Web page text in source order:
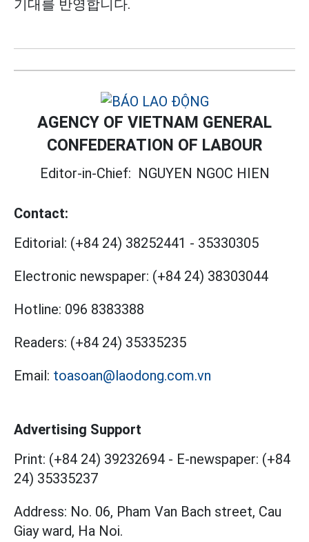
기대를 반영합니다.
AGENCY OF VIETNAM GENERAL
CONFEDERATION OF LABOUR
Editor-in-Chief: NGUYEN NGOC HIEN
Contact:
Editorial: (+84 24) 38252441 - 35330305
Electronic newspaper: (+84 24) 38303044
Hotline: 096 8383388
Readers: (+84 24) 35335235
Email: toasoan@laodong.com.vn
Advertising Support
Print: (+84 24) 39232694 - E-newspaper: (+84
24) 35335237
Address: No. 06, Pham Van Bach street, Cau
Giay ward, Ha Noi.